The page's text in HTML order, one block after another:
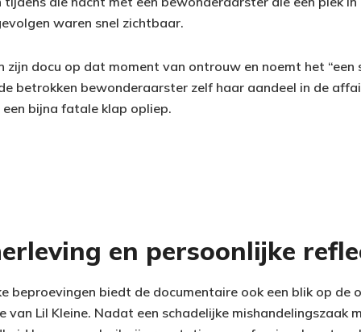
waren snel zichtbaar.
zijn docu op dat moment van ontrouw en noemt het “een
betrokken bewonderaarster zelf haar aandeel in de
bijna fatale klap opliep.
en persoonlijke
beproevingen biedt de documentaire ook een blik op de
van Lil Kleine. Nadat een schadelijke mishandelingszaak